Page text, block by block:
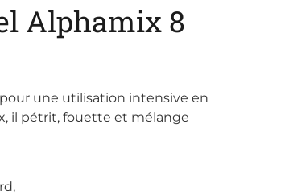
Alphamix 8
une utilisation intensive en
il pétrit, fouette et mélange